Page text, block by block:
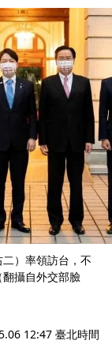
）率領訪台，不
攝自外交部臉
12:47 臺北時間